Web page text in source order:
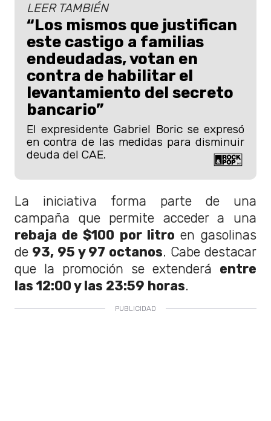
LEER TAMBIÉN
“Los mismos que justifican
este castigo a familias
endeudadas, votan en
contra de habilitar el
levantamiento del secreto
bancario”
El expresidente Gabriel Boric se expresó
en contra de las medidas para disminuir
deuda del CAE.
La iniciativa forma parte de una
campaña que permite acceder a una
rebaja de $100 por litro en gasolinas
de 93, 95 y 97 octanos. Cabe destacar
que la promoción se extenderá entre
las 12:00 y las 23:59 horas.